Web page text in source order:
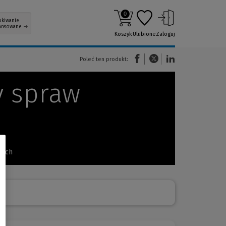
0
KoszykUlubioneZaloguj
Poleć ten produkt:
(Nowe okno)(Link do innej strony)
spraw